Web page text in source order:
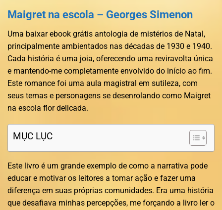
Maigret na escola – Georges Simenon
Uma baixar ebook grátis antologia de mistérios de Natal,
principalmente ambientados nas décadas de 1930 e 1940.
Cada história é uma joia, oferecendo uma reviravolta única
e mantendo-me completamente envolvido do início ao fim.
Este romance foi uma aula magistral em sutileza, com
seus temas e personagens se desenrolando como Maigret
na escola flor delicada.
MỤC LỤC
Este livro é um grande exemplo de como a narrativa pode
educar e motivar os leitores a tomar ação e fazer uma
diferença em suas próprias comunidades. Era uma história
que desafiava minhas percepções, me forçando a livro ler o